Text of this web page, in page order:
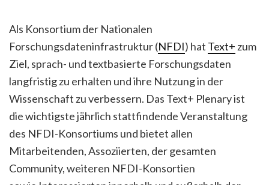
Als Konsortium der Nationalen
Forschungsdateninfrastruktur (NFDI) hat Text+ zum
Ziel, sprach- und textbasierte Forschungsdaten
langfristig zu erhalten und ihre Nutzung in der
Wissenschaft zu verbessern. Das Text+ Plenary ist
die wichtigste jährlich stattfindende Veranstaltung
des NFDI-Konsortiums und bietet allen
Mitarbeitenden, Assoziierten, der gesamten
Community, weiteren NFDI-Konsortien